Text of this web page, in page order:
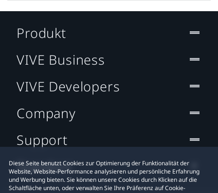
Diese Seite benutzt Cookies zur Optimierung der Funktionalität der
Website, Website-Performance analysieren und persönliche Erfahrung
und Werbung bieten. Sie können unsere Cookies durch Klicken auf die
Schaltfläche unten, oder verwalten Sie Ihre Präferenz auf Cookie-
Produkt
VIVE Business
VIVE Developers
Company
Support
Standort